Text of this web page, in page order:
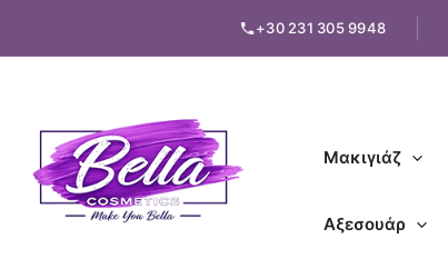
+30 231 305 9948
Μακιγιάζ
Αξεσουάρ